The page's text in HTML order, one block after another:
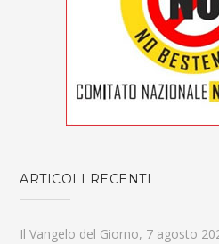
ARTICOLI RECENTI
Il Vangelo del Giorno, 7 agosto